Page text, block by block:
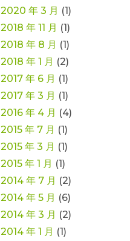
2020 年 3 月 (1)
2018 年 11 月 (1)
2018 年 8 月 (1)
2018 年 1 月 (2)
2017 年 6 月 (1)
2017 年 3 月 (1)
2016 年 4 月 (4)
2015 年 7 月 (1)
2015 年 3 月 (1)
2015 年 1 月 (1)
2014 年 7 月 (2)
2014 年 5 月 (6)
2014 年 3 月 (2)
2014 年 1 月 (1)